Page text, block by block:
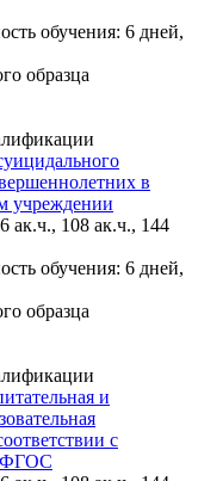
обучения: 6 дней,
образца
в
учреждении
ак.ч., 108 ак.ч., 144
обучения: 6 дней,
образца
и
с
ФГОС